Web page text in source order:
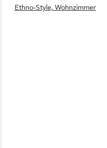
Ethno-Style, Wohnzimmer